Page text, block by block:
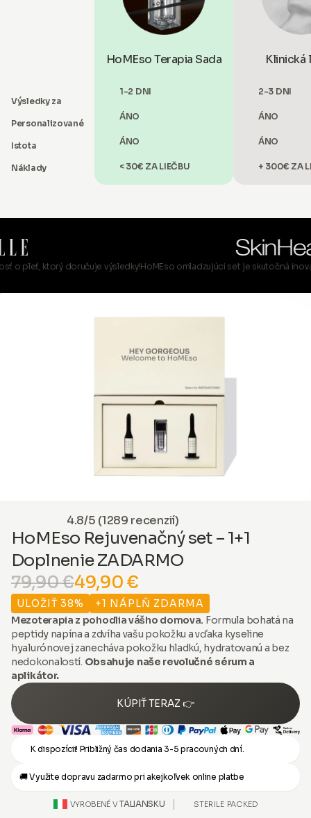
Výsledky za
Personalizované
Istota
Náklady
HoMEso Terapia Sada
1-2 DNI
ÁNO
ÁNO
< 30€ ZA LIEČBU
Klinická
2-3 DNI
ÁNO
ÁNO
+ 300€ ZA
doručuje výsledky!HoMEso omladzujúci set je skutočná inovácia v
4.8/5 (1289 recenzií)
HoMEso Rejuvenačný set – 1+1
Doplnenie ZADARMO
79,90 €49,90 €
ULOŽIŤ 38%
+1 NÁPLŇ ZDARMA
Mezoterapia z pohodlia vášho domova. Formula bohatá na
peptidy napína a zdvíha vašu pokožku a vďaka kyseline
hyalurónovej zanecháva pokožku hladkú, hydratovanú a bez
nedokonalostí. Obsahuje naše revolučné sérum a
aplikátor.
KÚPIŤ TERAZ 👉
K dispozícii! Približný čas dodania 3-5 pracovných dní.
🚚 Využite dopravu zadarmo pri akejkoľvek online platbe
VYROBENÉ VTALIANSKU STERILE PACKED